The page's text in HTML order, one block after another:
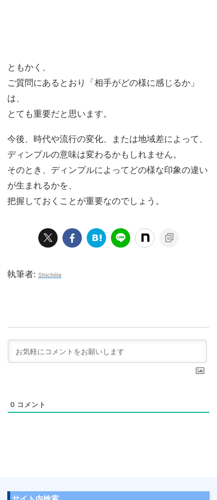
ともかく、
ご質問にあるとおり「相手がどの様に感じるか」
は、
とても重要だと思います。
今後、時代や流行の変化、または地域差によって、
ディンプルの意味は変わるかもしれません。
そのとき、ディンプルによってどの様な印象の違い
が生まれるかを、
把握しておくことが重要なのでしょう。
執筆者: Shichilie
0 コメント